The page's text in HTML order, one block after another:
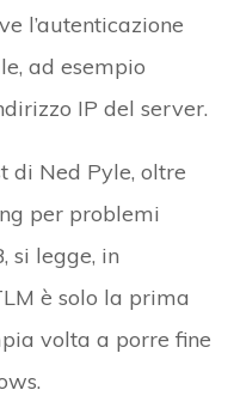
l’autenticazione
ad esempio
IP del server.
di Ned Pyle, oltre
per problemi
si legge, in
è solo la prima
volta a porre fine